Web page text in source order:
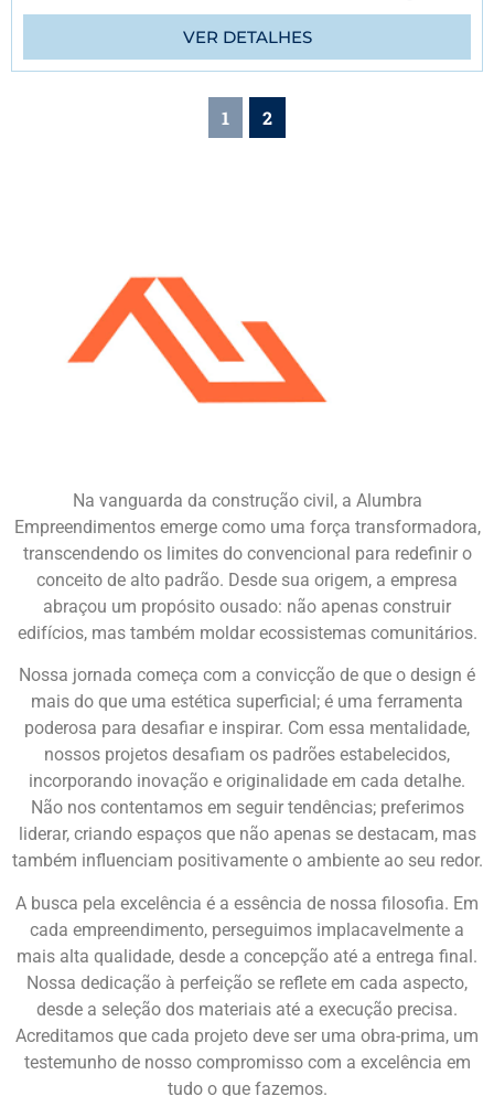
VER DETALHES
1 2
Na vanguarda da construção civil, a Alumbra
Empreendimentos emerge como uma força transformadora,
transcendendo os limites do convencional para redefinir o
conceito de alto padrão. Desde sua origem, a empresa
abraçou um propósito ousado: não apenas construir
edifícios, mas também moldar ecossistemas comunitários.
Nossa jornada começa com a convicção de que o design é
mais do que uma estética superficial; é uma ferramenta
poderosa para desafiar e inspirar. Com essa mentalidade,
nossos projetos desafiam os padrões estabelecidos,
incorporando inovação e originalidade em cada detalhe.
Não nos contentamos em seguir tendências; preferimos
liderar, criando espaços que não apenas se destacam, mas
também influenciam positivamente o ambiente ao seu redor.
A busca pela excelência é a essência de nossa filosofia. Em
cada empreendimento, perseguimos implacavelmente a
mais alta qualidade, desde a concepção até a entrega final.
Nossa dedicação à perfeição se reflete em cada aspecto,
desde a seleção dos materiais até a execução precisa.
Acreditamos que cada projeto deve ser uma obra-prima, um
testemunho de nosso compromisso com a excelência em
tudo o que fazemos.